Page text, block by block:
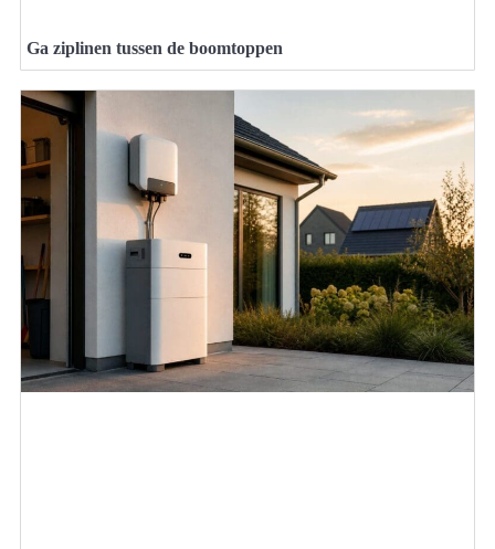
Ga ziplinen tussen de boomtoppen